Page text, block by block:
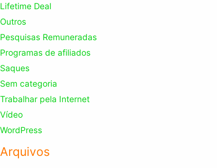
Lifetime Deal
Outros
Pesquisas Remuneradas
Programas de afiliados
Saques
Sem categoria
Trabalhar pela Internet
Vídeo
WordPress
Arquivos